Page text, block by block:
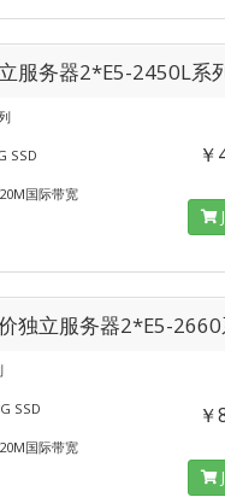
服务器2*E5-2450L系
SSD
国际带宽
独立服务器2*E5-
SSD
国际带宽